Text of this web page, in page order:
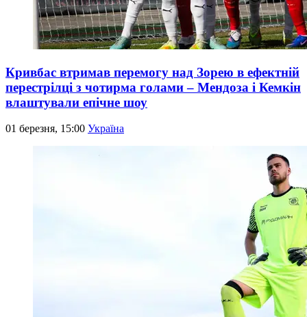
Кривбас втримав перемогу над Зорею в ефектній
перестрілці з чотирма голами – Мендоза і Кемкін
влаштували епічне шоу
01 березня, 15:00 Україна